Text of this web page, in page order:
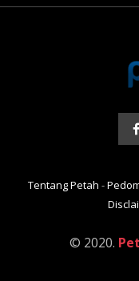
Tentang Petah -
© 2020.